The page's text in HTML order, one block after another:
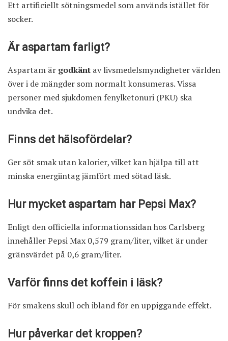
Ett artificiellt sötningsmedel som används istället för
socker.
Är aspartam farligt?
Aspartam är godkänt av livsmedelsmyndigheter världen
över i de mängder som normalt konsumeras. Vissa
personer med sjukdomen fenylketonuri (PKU) ska
undvika det.
Finns det hälsofördelar?
Ger söt smak utan kalorier, vilket kan hjälpa till att
minska energiintag jämfört med sötad läsk.
Hur mycket aspartam har Pepsi Max?
Enligt den officiella informationssidanhos Carlsberg
innehåller Pepsi Max 0,579 gram/liter, vilket är under
gränsvärdet på 0,6 gram/liter.
Varför finns det koffein i läsk?
För smakens skull och ibland för en uppiggande effekt.
Hur påverkar det kroppen?